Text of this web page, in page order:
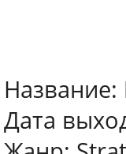
Название:
Дата